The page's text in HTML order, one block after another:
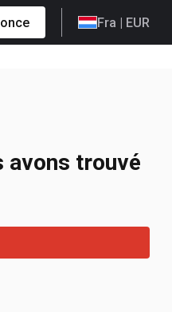
Fra | EUR
avons trouvé